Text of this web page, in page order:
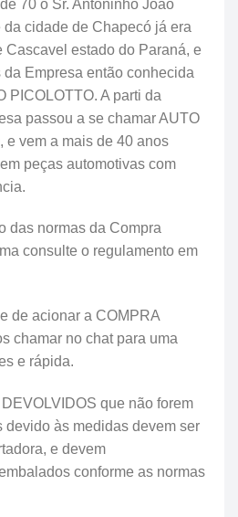
70 o Sr. Antoninho João
cidade de Chapecó já era
Cascavel estado do Paraná, e
Empresa então conhecida
PICOLOTTO. A parti da
passou a se chamar AUTO
e vem a mais de 40 anos
peças automotivas com
das normas da Compra
consulte o regulamento em
de acionar a COMPRA
chamar no chat para uma
e rápida.
que não forem
devido às medidas devem ser
e devem
conforme as normas